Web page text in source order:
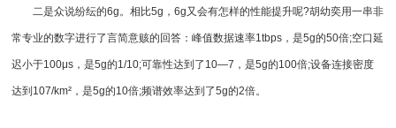
二是众说纷纭的6g。相比5g，6g又会有怎样的性能提升呢?胡幼奕用一串非
常专业的数字进行了言简意赅的回答：峰值数据速率1tbps，是5g的50倍;空口延
迟小于100μs，是5g的1/10;可靠性达到了10—7，是5g的100倍;设备连接密度
达到107/km²，是5g的10倍;频谱效率达到了5g的2倍。